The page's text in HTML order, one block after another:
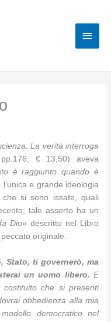
La verità interroga
€ 13,50) aveva
è raggiunto quando è
e grande ideologia
che si sono issate, quali
tale asserto ha un
Dio» descritto nel Libro
originale.
Stato, ti governerò, ma
un uomo libero. E
che si presenti
obbedienza alla mia
democratico nel